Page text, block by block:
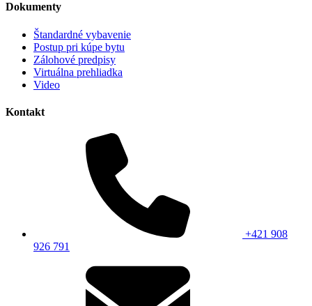
Dokumenty
Štandardné vybavenie
Postup pri kúpe bytu
Zálohové predpisy
Virtuálna prehliadka
Video
Kontakt
+421 908
926 791